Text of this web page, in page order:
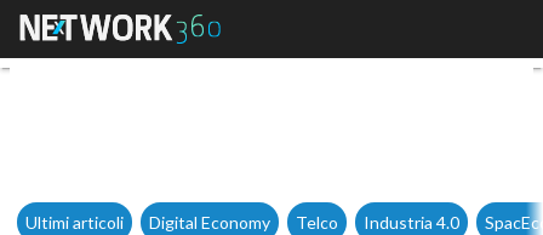
Pascoli e prati: dati
Ultimi articoli Digital Economy Telco Industria 4.0